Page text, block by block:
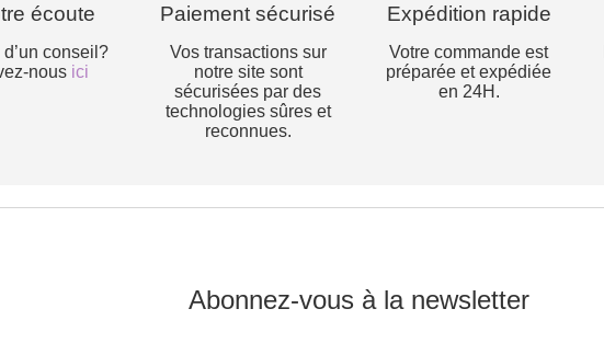
écoute
conseil?
nous ici
Paiement sécurisé
Vos transactions sur
notre site sont
sécurisées par des
technologies sûres et
reconnues.
Expédition rapide
Votre commande est
préparée et expédiée
en 24H.
Abonnez-vous à la newsletter